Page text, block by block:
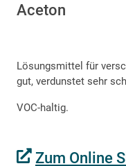
Aceton
Lösungsmittel für
gut, verdunstet sehr
VOC-haltig.
Zum Online